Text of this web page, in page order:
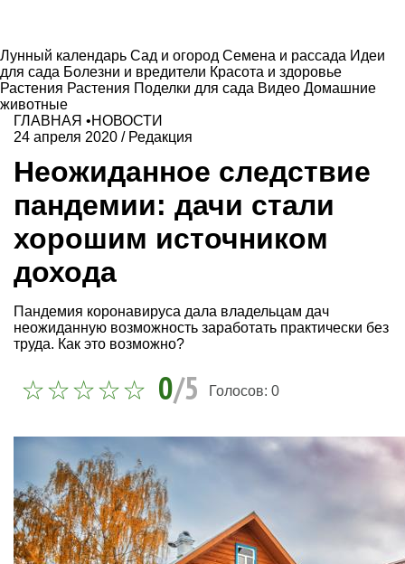
Лунный календарь Сад и огород Семена и рассада Идеи
для сада Болезни и вредители Красота и здоровье
Растения Растения Поделки для сада Видео Домашние
животные
ГЛАВНАЯ •НОВОСТИ
24 апреля 2020 / Редакция
Неожиданное следствие
пандемии: дачи стали
хорошим источником
дохода
Пандемия коронавируса дала владельцам дач
неожиданную возможность заработать практически без
труда. Как это возможно?
0/5 Голосов: 0